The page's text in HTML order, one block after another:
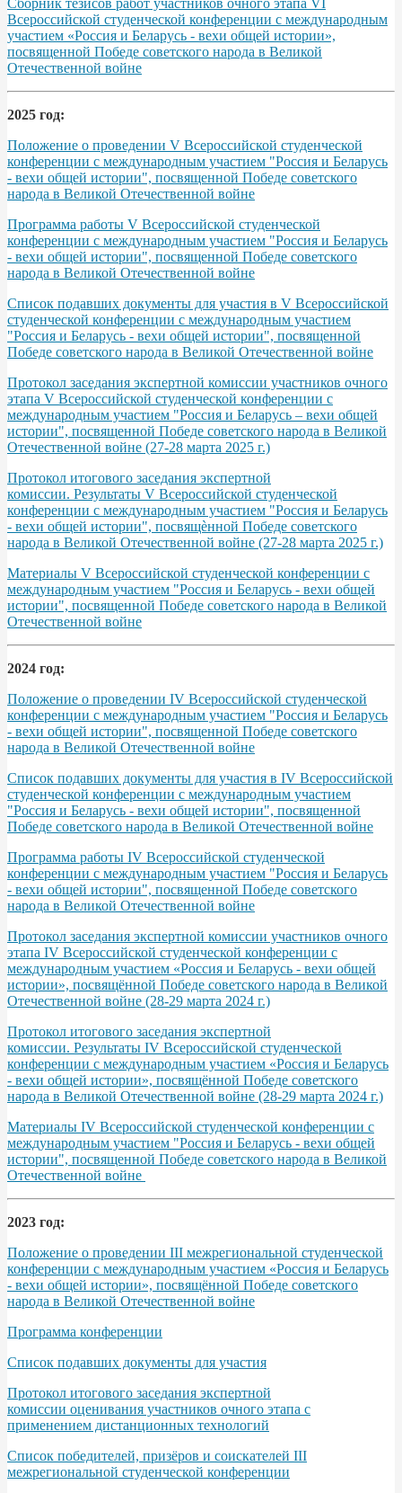
Всероссийской студенческой конференции с международным
участием «Россия и Беларусь - вехи общей истории»,
посвященной Победе советского народа в Великой
Отечественной войне
2025 год:
Положение о проведении V Всероссийской студенческой
конференции с международным участием "Россия и Беларусь
- вехи общей истории", посвященной Победе советского
народа в Великой Отечественной войне
Программа работы V Всероссийской студенческой
конференции с международным участием "Россия и Беларусь
- вехи общей истории", посвященной Победе советского
народа в Великой Отечественной войне
Список подавших документы для участия в V Всероссийской
студенческой конференции с международным участием
"Россия и Беларусь - вехи общей истории", посвященной
Победе советского народа в Великой Отечественной войне
Протокол заседания экспертной комиссии участников очного
этапа V Всероссийской студенческой конференции с
международным участием "Россия и Беларусь – вехи общей
истории", посвященной Победе советского народа в Великой
Отечественной войне (27-28 марта 2025 г.)
Протокол итогового заседания экспертной
комиссии. Результаты V Всероссийской студенческой
конференции с международным участием "Россия и Беларусь
- вехи общей истории", посвящѐнной Победе советского
народа в Великой Отечественной войне (27-28 марта 2025 г.)
Материалы V Всероссийской студенческой конференции с
международным участием "Россия и Беларусь - вехи общей
истории", посвященной Победе советского народа в Великой
Отечественной войне
2024 год:
Положение о проведении IV Всероссийской студенческой
конференции с международным участием "Россия и Беларусь
- вехи общей истории", посвященной Победе советского
народа в Великой Отечественной войне
Список подавших документы для участия в IV Всероссийской
студенческой конференции с международным участием
"Россия и Беларусь - вехи общей истории", посвященной
Победе советского народа в Великой Отечественной войне
Программа работы IV Всероссийской студенческой
конференции с международным участием "Россия и Беларусь
- вехи общей истории", посвященной Победе советского
народа в Великой Отечественной войне
Протокол заседания экспертной комиссии участников очного
этапа IV Всероссийской студенческой конференции с
международным участием «Россия и Беларусь - вехи общей
истории», посвящённой Победе советского народа в Великой
Отечественной войне (28-29 марта 2024 г.)
Протокол итогового заседания экспертной
комиссии. Результаты IV Всероссийской студенческой
конференции с международным участием «Россия и Беларусь
- вехи общей истории», посвящённой Победе советского
народа в Великой Отечественной войне (28-29 марта 2024 г.)
Материалы IV Всероссийской студенческой конференции с
международным участием "Россия и Беларусь - вехи общей
истории", посвященной Победе советского народа в Великой
Отечественной войне
2023 год:
Положение о проведении III межрегиональной студенческой
конференции с международным участием «Россия и Беларусь
- вехи общей истории», посвящённой Победе советского
народа в Великой Отечественной войне
Программа конференции
Список подавших документы для участия
Протокол итогового заседания экспертной
комиссии оценивания участников очного этапа с
применением дистанционных технологий
Список победителей, призёров и соискателей III
межрегиональной студенческой конференции